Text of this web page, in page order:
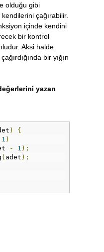
olduğu gibi
çağırabilir.
içinde kendini
bir kontrol
Aksi halde
bir yığın
yazan
)
{
1 )
- 1 );
( adet );